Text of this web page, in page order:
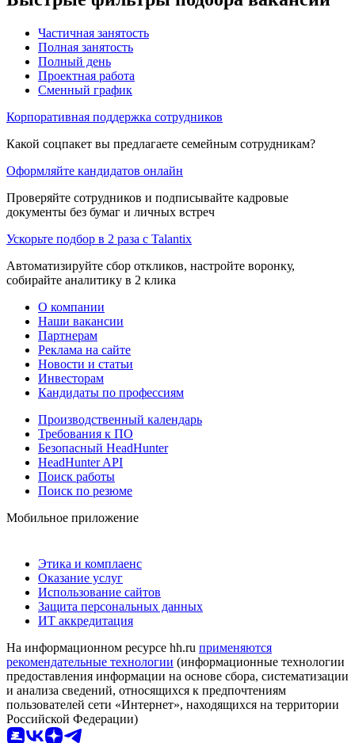
Частичная занятость
Полная занятость
Полный день
Проектная работа
Сменный график
Корпоративная поддержка сотрудников
Какой соцпакет вы предлагаете семейным сотрудникам?
Оформляйте кандидатов онлайн
Проверяйте сотрудников и подписывайте кадровые
документы без бумаг и личных встреч
Ускорьте подбор в 2 раза с Talantix
Автоматизируйте сбор откликов, настройте воронку,
собирайте аналитику в 2 клика
О компании
Наши вакансии
Партнерам
Реклама на сайте
Новости и статьи
Инвесторам
Кандидаты по профессиям
Производственный календарь
Требования к ПО
Безопасный HeadHunter
HeadHunter API
Поиск работы
Поиск по резюме
Мобильное приложение
Этика и комплаенс
Оказание услуг
Использование сайтов
Защита персональных данных
ИТ аккредитация
На информационном ресурсе hh.ru применяются
рекомендательные технологии (информационные технологии
предоставления информации на основе сбора, систематизации
и анализа сведений, относящихся к предпочтениям
пользователей сети «Интернет», находящихся на территории
Российской Федерации)